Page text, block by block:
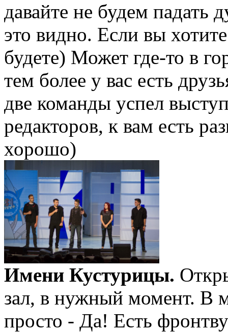
давайте не будем
это видно. Если вы
будете) Может где-то в
тем более у вас есть
две команды успел
редакторов, к вам есть
хорошо)
Имени Кустурицы.
зал, в нужный момент. В
просто - Да! Есть